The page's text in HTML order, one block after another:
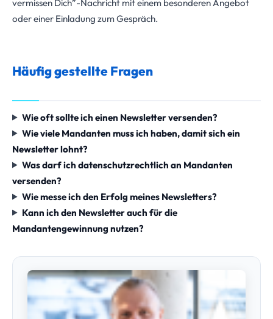
vermissen Dich”-Nachricht mit einem besonderen Angebot
oder einer Einladung zum Gespräch.
Häufig gestellte Fragen
Wie oft sollte ich einen Newsletter versenden?
Wie viele Mandanten muss ich haben, damit sich ein
Newsletter lohnt?
Was darf ich datenschutzrechtlich an Mandanten
versenden?
Wie messe ich den Erfolg meines Newsletters?
Kann ich den Newsletter auch für die
Mandantengewinnung nutzen?